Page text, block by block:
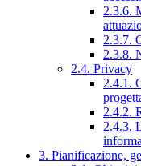
2.3.6.
2.3.7.
2.3.8.
2.4. Privacy
2.4.1.
2.4.2.
2.4.3.
3. Pianificazione,